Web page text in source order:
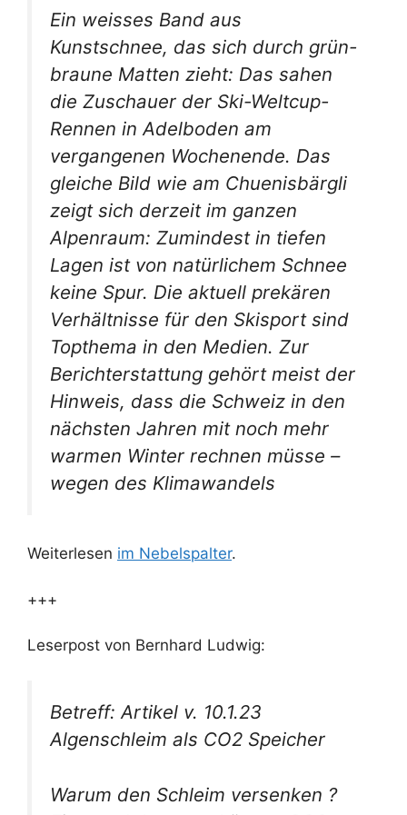
Ein weisses Band aus
Kunstschnee, das sich durch grün-
braune Matten zieht: Das sahen
die Zuschauer der Ski-Weltcup-
Rennen in Adelboden am
vergangenen Wochenende. Das
gleiche Bild wie am Chuenisbärgli
zeigt sich derzeit im ganzen
Alpenraum: Zumindest in tiefen
Lagen ist von natürlichem Schnee
keine Spur. Die aktuell prekären
Verhältnisse für den Skisport sind
Topthema in den Medien. Zur
Berichterstattung gehört meist der
Hinweis, dass die Schweiz in den
nächsten Jahren mit noch mehr
warmen Winter rechnen müsse –
wegen des Klimawandels
Weiterlesen im Nebelspalter.
+++
Leserpost von Bernhard Ludwig:
Betreff: Artikel v. 10.1.23
Algenschleim als CO2 Speicher
Warum den Schleim versenken ?